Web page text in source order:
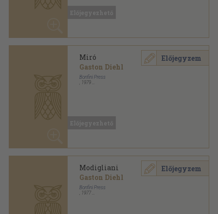
Miró
Gaston Diehl
Bonfini Press
,1979
Vászon ,95 oldal
Előjegyzem
Modigliani
Gaston Diehl
Bonfini Press
,1977
Fűzött keménykötés ,
Előjegyzem